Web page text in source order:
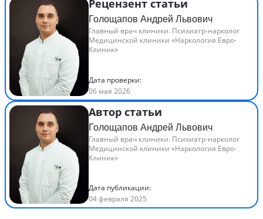
Рецензент статьи
Голощапов Андрей Львович
Главный врач клиники. Психиатр-нарколог
Медицинской клиники «Наркология Евро-
Клиник»
Дата проверки:
06 мая 2026
Автор статьи
Голощапов Андрей Львович
Главный врач клиники. Психиатр-нарколог
Медицинской клиники «Наркология Евро-
Клиник»
Дата публикации:
04 февраля 2025